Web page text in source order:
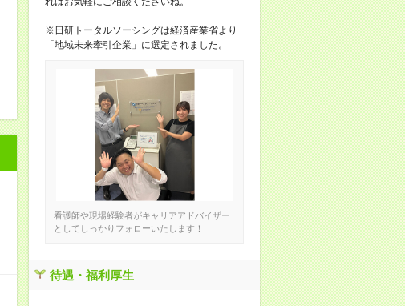
※日研トータルソーシングは経済産業省より
「地域未来牽引企業」に選定されました。
看護師や現場経験者がキャリアアドバイザー
としてしっかりフォローいたします！
待遇・福利厚生